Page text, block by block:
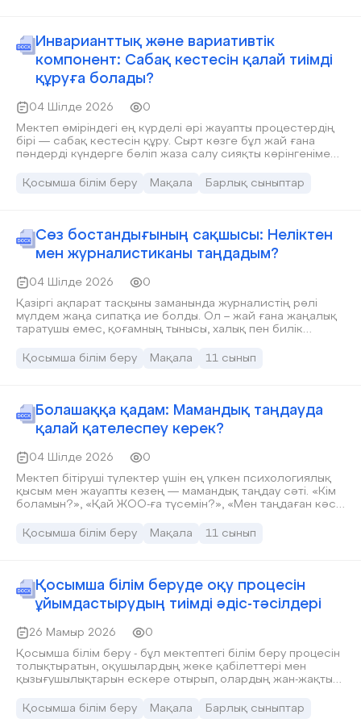
жастар үшін «медиасауаттылық» ұғымы бірінші орынға
шығады.
Инварианттық және вариативтік
компонент: Сабақ кестесін қалай тиімді
құруға болады?
04 Шілде 2026
0
Мектеп өміріндегі ең күрделі әрі жауапты процестердің
бірі — сабақ кестесін құру. Сырт көзге бұл жай ғана
пәндерді күндерге бөліп жаза салу сияқты көрінгенімен,
және гигиеналық ғылым жатыр. Қазіргі білім беру
мектеп өмірін сырттай бақылай келе, оқушылардың
шамадан тыс шаршауы немесе, керісінше, сабақты жеңіл
меңгеруі дәл осы екі компоненттің кестеде қалай
Сабақ кестесін тиімді құрудың негізгі қағидаларын
талқылайық.
Қосымша білім беру Мақала Барлық сыныптар
Сөз бостандығының сақшысы: Неліктен
мен журналистиканы таңдадым?
04 Шілде 2026
0
Қазіргі ақпарат тасқыны заманында журналистің рөлі
мүлдем жаңа сипатқа ие болды. Ол – жай ғана жаңалық
таратушы емес, қоғамның тынысы, халық пен билік
Сондықтан да қалам ұстап, сөз өнерінің соқпағына түсу –
Қосымша білім беру Мақала 11 сынып
Болашаққа қадам: Мамандық таңдауда
қалай қателеспеу керек?
04 Шілде 2026
0
Мектеп бітіруші түлектер үшін ең үлкен психологиялық
қысым мен жауапты кезең — мамандық таңдау сәті. «Кім
боламын?», «Қай ЖОО-ға түсемін?», «Мен таңдаған кәсіп
жоғары сынып оқушысы мен олардың ата-аналарын
Болашақ журналист ретінде мен де өз
замандастарымның осы маңызды өткелдегі
толғаныстарын жақсы түсінемін. Мамандық таңдау — бұл
бақытты әрі табысты болуының іргетасы. Өз кәсібін дұрыс
таңдаудың алтын ережелерін ортаға салайық.
Қосымша білім беру Мақала 11 сынып
Қосымша білім беруде оқу процесін
ұйымдастырудың тиімді әдіс-тәсілдері
26 Мамыр 2026
0
Қосымша білім беру - бұл мектептегі білім беру процесін
толықтыратын, оқушылардың жеке қабілеттері мен
қызығушылықтарын ескере отырып, олардың жан-жақты
беру – оқушыларға кәсіби бағдар бере отырып, олардың
Қосымша білім беру Мақала Барлық сыныптар